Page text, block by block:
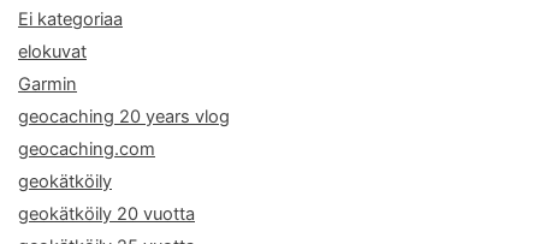
Ei kategoriaa
elokuvat
Garmin
geocaching 20 years vlog
geocaching.com
geokätköily
geokätköily 20 vuotta